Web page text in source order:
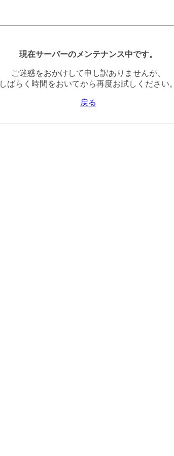
現在サーバーのメンテナンス中です。
ご迷惑をおかけして申し訳ありませんが、
しばらく時間をおいてから再度お試しください。
戻る